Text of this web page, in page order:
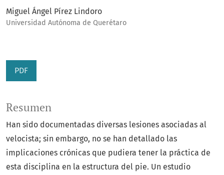
Miguel Ángel Pírez Lindoro
Universidad Autónoma de Querétaro
PDF
Resumen
Han sido documentadas diversas lesiones asociadas al
velocista; sin embargo, no se han detallado las
implicaciones crónicas que pudiera tener la práctica de
esta disciplina en la estructura del pie. Un estudio